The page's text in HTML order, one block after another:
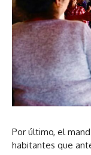
Por último, el
habitantes que